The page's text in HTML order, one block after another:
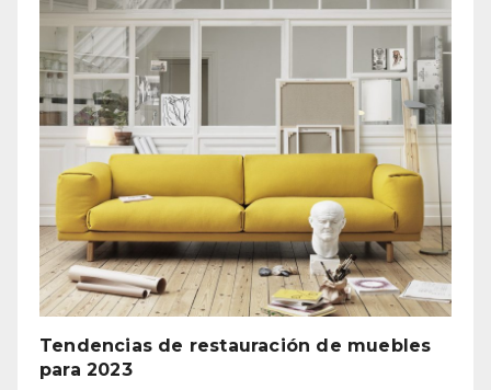
Tendencias de restauración de muebles
para 2023